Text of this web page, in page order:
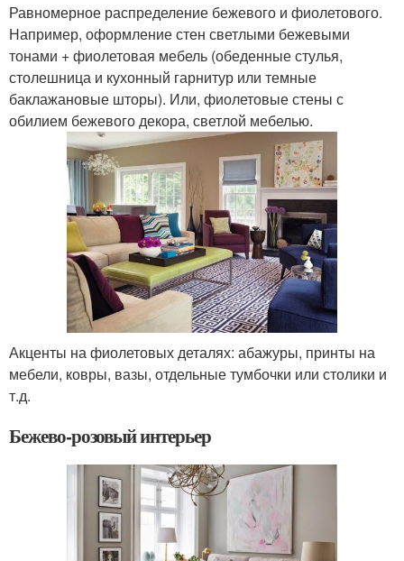
Равномерное распределение бежевого и фиолетового.
Например, оформление стен светлыми бежевыми
тонами + фиолетовая мебель (обеденные стулья,
столешница и кухонный гарнитур или темные
баклажановые шторы). Или, фиолетовые стены с
обилием бежевого декора, светлой мебелью.
Акценты на фиолетовых деталях: абажуры, принты на
мебели, ковры, вазы, отдельные тумбочки или столики и
т.д.
Бежево-розовый интерьер